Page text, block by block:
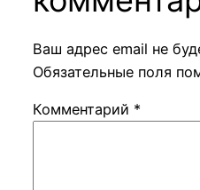
Ваш адрес email не
Обязательные поля
Комментарий *